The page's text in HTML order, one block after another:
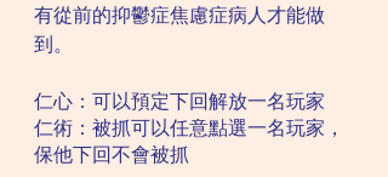
有從前的抑鬱症焦慮症病人才能做
到。
仁心：可以預定下回解放一名玩家
仁術：被抓可以任意點選一名玩家，
保他下回不會被抓